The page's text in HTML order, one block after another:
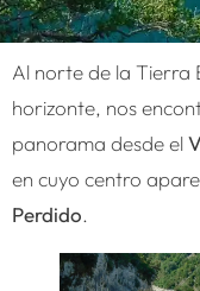
Al norte de la Tierra
horizonte, nos
panorama desde el
en cuyo centro
Perdido.